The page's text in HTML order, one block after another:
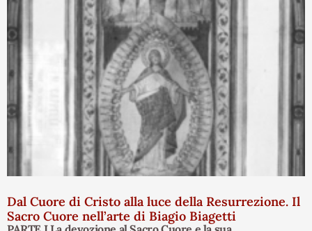
Dal Cuore di Cristo alla luce della Resurrezione. Il
Sacro Cuore nell’arte di Biagio Biagetti